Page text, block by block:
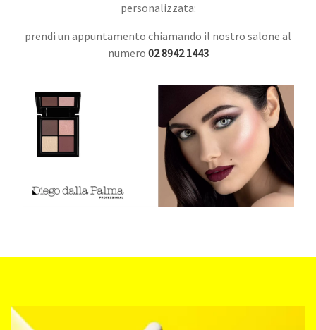
personalizzata:
prendi un appuntamento chiamando il nostro salone al
numero 02 8942 1443